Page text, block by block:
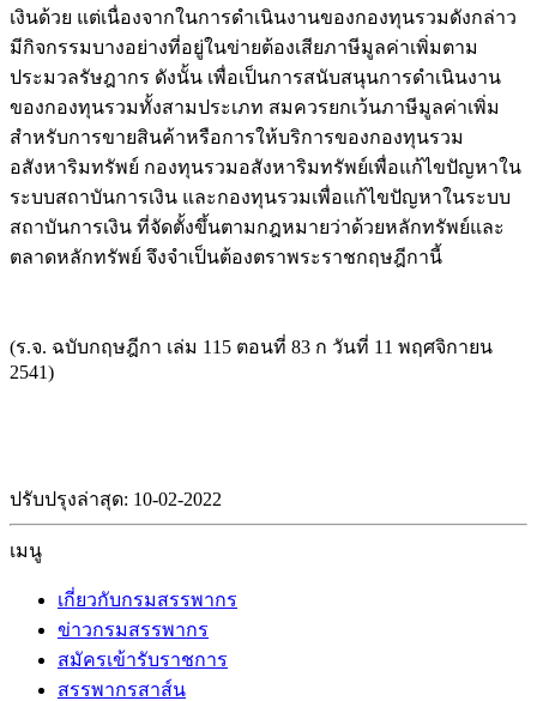
เงินด้วย แต่เนื่องจากในการดำเนินงานของกองทุนรวมดังกล่าว
มีกิจกรรมบางอย่างที่อยู่ในข่ายต้องเสียภาษีมูลค่าเพิ่มตาม
ประมวลรัษฎากร ดังนั้น เพื่อเป็นการสนับสนุนการดำเนินงาน
ของกองทุนรวมทั้งสามประเภท สมควรยกเว้นภาษีมูลค่าเพิ่ม
สำหรับการขายสินค้าหรือการให้บริการของกองทุนรวม
อสังหาริมทรัพย์ กองทุนรวมอสังหาริมทรัพย์เพื่อแก้ไขปัญหาใน
ระบบสถาบันการเงิน และกองทุนรวมเพื่อแก้ไขปัญหาในระบบ
สถาบันการเงิน ที่จัดตั้งขึ้นตามกฎหมายว่าด้วยหลักทรัพย์และ
ตลาดหลักทรัพย์ จึงจำเป็นต้องตราพระราชกฤษฎีกานี้
(ร.จ. ฉบับกฤษฎีกา เล่ม 115 ตอนที่ 83 ก วันที่ 11 พฤศจิกายน
2541)
ปรับปรุงล่าสุด: 10-02-2022
เมนู
เกี่ยวกับกรมสรรพากร
ข่าวกรมสรรพากร
สมัครเข้ารับราชการ
สรรพากรสาส์น